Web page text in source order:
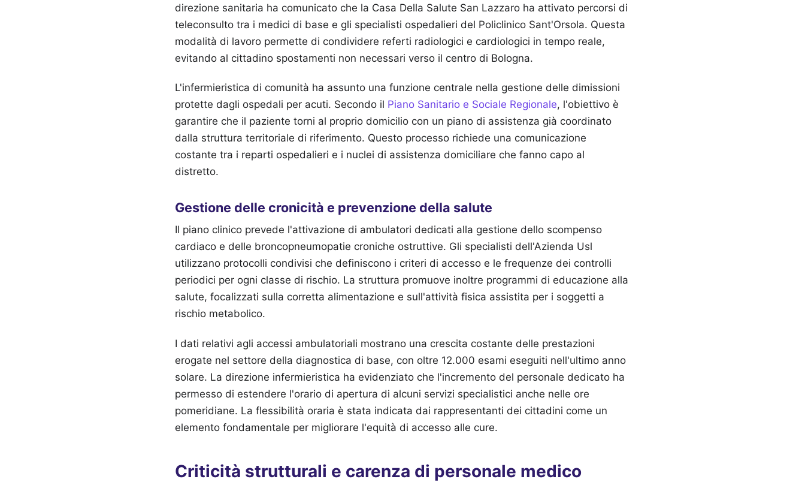
direzione sanitaria ha comunicato che la Casa Della Salute San Lazzaro ha attivato percorsi di
teleconsulto tra i medici di base e gli specialisti ospedalieri del Policlinico Sant'Orsola. Questa
modalità di lavoro permette di condividere referti radiologici e cardiologici in tempo reale,
evitando al cittadino spostamenti non necessari verso il centro di Bologna.
L'infermieristica di comunità ha assunto una funzione centrale nella gestione delle dimissioni
protette dagli ospedali per acuti. Secondo il Piano Sanitario e Sociale Regionale, l'obiettivo è
garantire che il paziente torni al proprio domicilio con un piano di assistenza già coordinato
dalla struttura territoriale di riferimento. Questo processo richiede una comunicazione
costante tra i reparti ospedalieri e i nuclei di assistenza domiciliare che fanno capo al
distretto.
Gestione delle cronicità e prevenzione della salute
Il piano clinico prevede l'attivazione di ambulatori dedicati alla gestione dello scompenso
cardiaco e delle broncopneumopatie croniche ostruttive. Gli specialisti dell'Azienda Usl
utilizzano protocolli condivisi che definiscono i criteri di accesso e le frequenze dei controlli
periodici per ogni classe di rischio. La struttura promuove inoltre programmi di educazione alla
salute, focalizzati sulla corretta alimentazione e sull'attività fisica assistita per i soggetti a
rischio metabolico.
I dati relativi agli accessi ambulatoriali mostrano una crescita costante delle prestazioni
erogate nel settore della diagnostica di base, con oltre 12.000 esami eseguiti nell'ultimo anno
solare. La direzione infermieristica ha evidenziato che l'incremento del personale dedicato ha
permesso di estendere l'orario di apertura di alcuni servizi specialistici anche nelle ore
pomeridiane. La flessibilità oraria è stata indicata dai rappresentanti dei cittadini come un
elemento fondamentale per migliorare l'equità di accesso alle cure.
Criticità strutturali e carenza di personale medico